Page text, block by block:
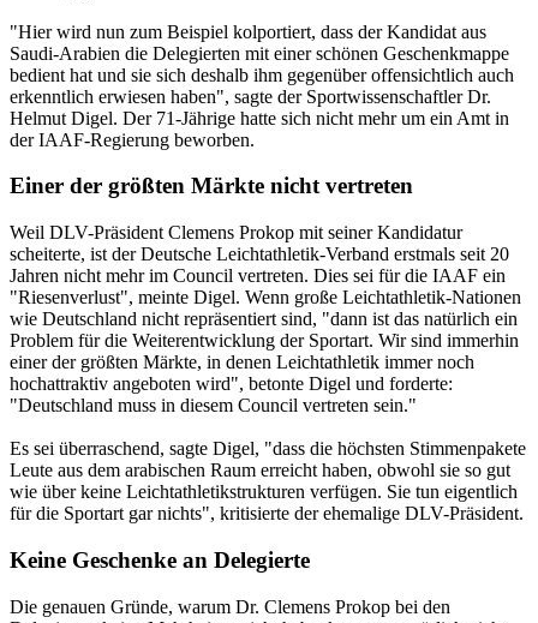
"Hier wird nun zum Beispiel kolportiert, dass der Kandidat aus
Saudi-Arabien die Delegierten mit einer schönen Geschenkmappe
bedient hat und sie sich deshalb ihm gegenüber offensichtlich auch
erkenntlich erwiesen haben", sagte der Sportwissenschaftler Dr.
Helmut Digel. Der 71-Jährige hatte sich nicht mehr um ein Amt in
der IAAF-Regierung beworben.
Einer der größten Märkte nicht vertreten
Weil DLV-Präsident Clemens Prokop mit seiner Kandidatur
scheiterte, ist der Deutsche Leichtathletik-Verband erstmals seit 20
Jahren nicht mehr im Council vertreten. Dies sei für die IAAF ein
"Riesenverlust", meinte Digel. Wenn große Leichtathletik-Nationen
wie Deutschland nicht repräsentiert sind, "dann ist das natürlich ein
Problem für die Weiterentwicklung der Sportart. Wir sind immerhin
einer der größten Märkte, in denen Leichtathletik immer noch
hochattraktiv angeboten wird", betonte Digel und forderte:
"Deutschland muss in diesem Council vertreten sein."
Es sei überraschend, sagte Digel, "dass die höchsten Stimmenpakete
Leute aus dem arabischen Raum erreicht haben, obwohl sie so gut
wie über keine Leichtathletikstrukturen verfügen. Sie tun eigentlich
für die Sportart gar nichts", kritisierte der ehemalige DLV-Präsident.
Keine Geschenke an Delegierte
Die genauen Gründe, warum Dr. Clemens Prokop bei den